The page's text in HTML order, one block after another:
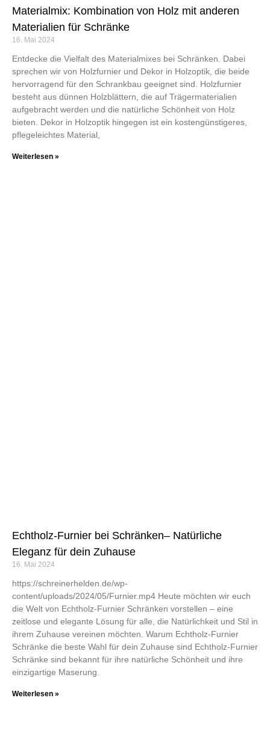
Materialmix: Kombination von Holz mit anderen
Materialien für Schränke
16. Mai 2024
Entdecke die Vielfalt des Materialmixes bei Schränken. Dabei
sprechen wir von Holzfurnier und Dekor in Holzoptik, die beide
hervorragend für den Schrankbau geeignet sind. Holzfurnier
besteht aus dünnen Holzblättern, die auf Trägermaterialien
aufgebracht werden und die natürliche Schönheit von Holz
bieten. Dekor in Holzoptik hingegen ist ein kostengünstigeres,
pflegeleichtes Material,
Weiterlesen »
Echtholz-Furnier bei Schränken– Natürliche
Eleganz für dein Zuhause
16. Mai 2024
https://schreinerhelden.de/wp-
content/uploads/2024/05/Furnier.mp4 Heute möchten wir euch
die Welt von Echtholz-Furnier Schränken vorstellen – eine
zeitlose und elegante Lösung für alle, die Natürlichkeit und Stil in
ihrem Zuhause vereinen möchten. Warum Echtholz-Furnier
Schränke die beste Wahl für dein Zuhause sind Echtholz-Furnier
Schränke sind bekannt für ihre natürliche Schönheit und ihre
einzigartige Maserung.
Weiterlesen »